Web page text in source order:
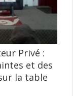
Privé :
et des
la table